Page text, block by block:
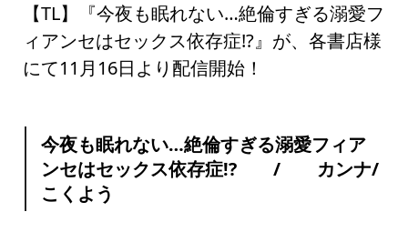
【TL】『今夜も眠れない…絶倫すぎる溺愛フ
ィアンセはセックス依存症!?』が、各書店様
にて11月16日より配信開始！
今夜も眠れない…絶倫すぎる溺愛フィア
ンセはセックス依存症!? / カンナ/
こくよう